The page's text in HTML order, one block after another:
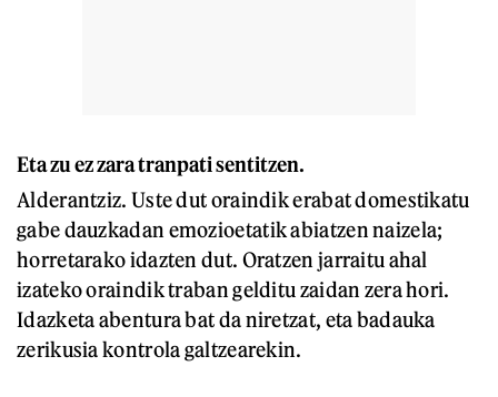
Eta zu ez zara tranpati sentitzen.
Alderantziz. Uste dut oraindik erabat domestikatu
gabe dauzkadan emozioetatik abiatzen naizela;
horretarako idazten dut. Oratzen jarraitu ahal
izateko oraindik traban gelditu zaidan zera hori.
Idazketa abentura bat da niretzat, eta badauka
zerikusia kontrola galtzearekin.